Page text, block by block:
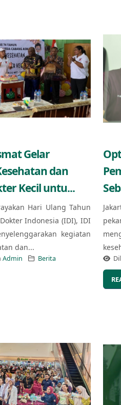
Gelar
dan
Kecil untu...
Hari Ulang Tahun
Indonesia (IDI), IDI
kegiatan
dan...
Admin Berita